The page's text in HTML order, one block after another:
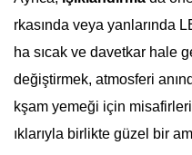
rkasında veya yanlarında
ha sıcak ve davetkar hale
değiştirmek, atmosferi
kşam yemeği için
ıklarıyla birlikte güzel bir